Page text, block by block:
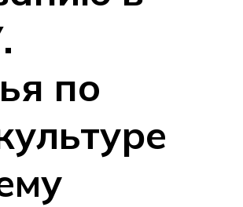
по